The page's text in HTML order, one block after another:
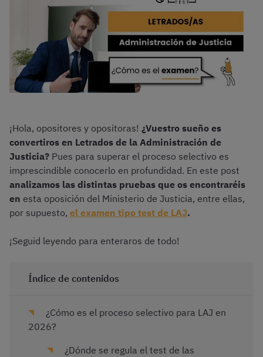
¡Hola, opositores y opositoras! ¿Vuestro sueño es
convertiros en Letrados de la Administración de
Justicia? Pues para superar el proceso selectivo es
imprescindible conocerlo en profundidad. En este post
analizamos las distintas pruebas que os encontraréis
en esta oposición del Ministerio de Justicia, entre ellas,
por supuesto, el examen tipo test de LAJ.
¡Seguid leyendo para enteraros de todo!
Índice de contenidos
¿Cómo es el proceso selectivo para LAJ en
2026?
¿Dónde se regula el test de las